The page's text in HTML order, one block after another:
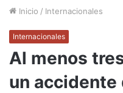
Inicio / Internacionales
Internacionales
Al menos
un accidente